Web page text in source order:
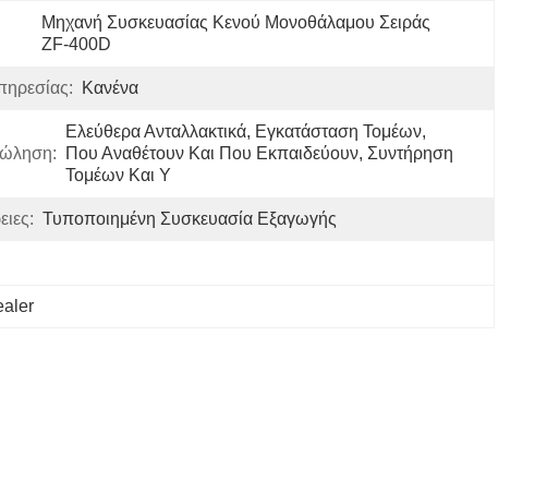
Μηχανή Συσκευασίας Κενού Μονοθάλαμου Σειράς
ZF-400D
Κανένα
Ελεύθερα Ανταλλακτικά, Εγκατάσταση Τομέων,
Που Αναθέτουν Και Που Εκπαιδεύουν, Συντήρηση
Τομέων Και Υ
Τυποποιημένη Συσκευασία Εξαγωγής